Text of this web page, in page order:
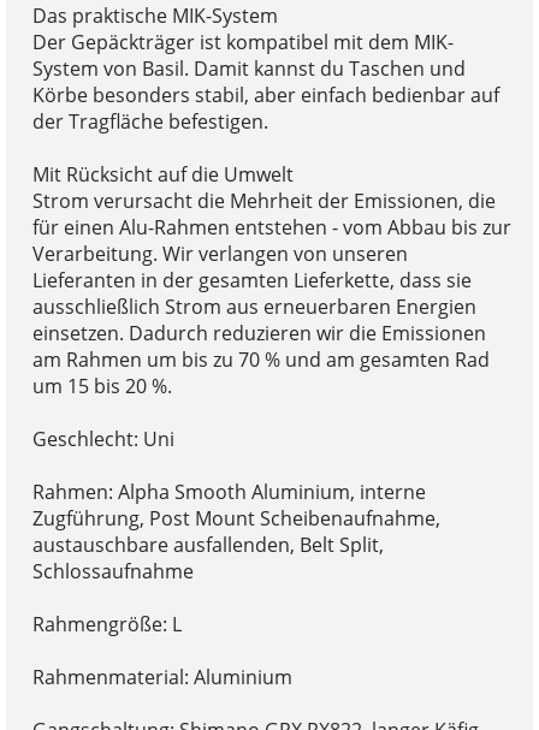
Das praktische MIK-System
Der Gepäckträger ist kompatibel mit dem MIK-
System von Basil. Damit kannst du Taschen und
Körbe besonders stabil, aber einfach bedienbar auf
der Tragfläche befestigen.
Mit Rücksicht auf die Umwelt
Strom verursacht die Mehrheit der Emissionen, die
für einen Alu-Rahmen entstehen - vom Abbau bis zur
Verarbeitung. Wir verlangen von unseren
Lieferanten in der gesamten Lieferkette, dass sie
ausschließlich Strom aus erneuerbaren Energien
einsetzen. Dadurch reduzieren wir die Emissionen
am Rahmen um bis zu 70 % und am gesamten Rad
um 15 bis 20 %.
Geschlecht: Uni
Rahmen: Alpha Smooth Aluminium, interne
Zugführung, Post Mount Scheibenaufnahme,
austauschbare ausfallenden, Belt Split,
Schlossaufnahme
Rahmengröße: L
Rahmenmaterial: Aluminium